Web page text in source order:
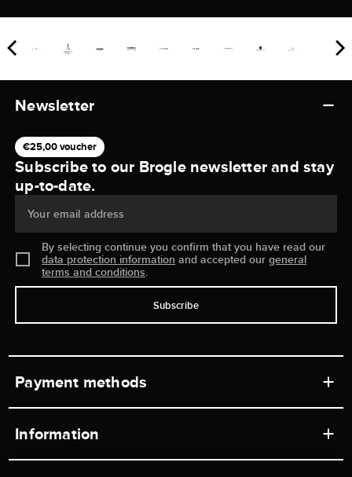
Newsletter
€25,00 voucher
Subscribe to our Brogle newsletter and stay
up-to-date.
Your email address
By selecting continue you confirm that you have read our
data protection information and accepted ourgeneral
terms and conditions.
Subscribe
Payment methods
Information